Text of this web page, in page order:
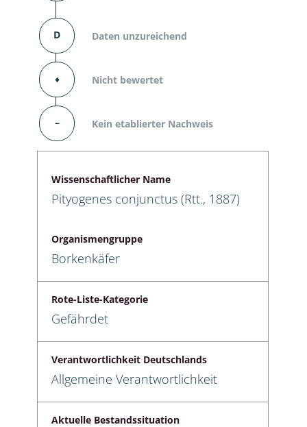
D Daten unzureichend
⬧ Nicht bewertet
– Kein etablierter Nachweis
Wissenschaftlicher Name
Pityogenes conjunctus (Rtt., 1887)
Organismengruppe
Borkenkäfer
Rote-Liste-Kategorie
Gefährdet
Verantwortlichkeit Deutschlands
Allgemeine Verantwortlichkeit
Aktuelle Bestandssituation